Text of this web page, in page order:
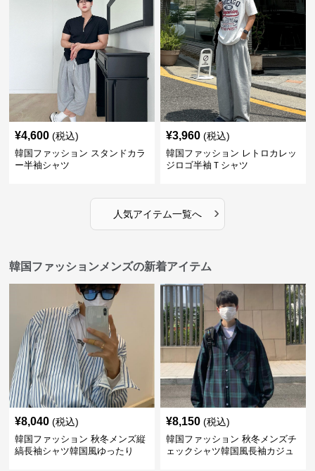
¥4,600 (税込)
韓国ファッション スタンドカラ
ー半袖シャツ
¥3,960 (税込)
韓国ファッション レトロカレッ
ジロゴ半袖Ｔシャツ
人気アイテム一覧へ ›
韓国ファッションメンズの新着アイテム
¥8,040 (税込)
韓国ファッション 秋冬メンズ縦
縞長袖シャツ韓国風ゆったり
¥8,150 (税込)
韓国ファッション 秋冬メンズチ
ェックシャツ韓国風長袖カジュ